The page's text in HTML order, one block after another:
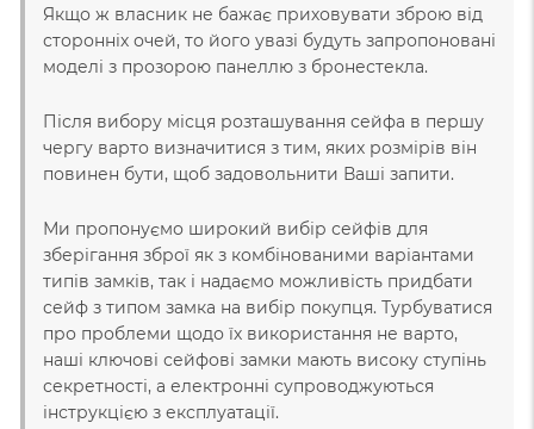
Якщо ж власник не бажає приховувати зброю від
сторонніх очей, то його увазі будуть запропоновані
моделі з прозорою панеллю з бронестекла.
Після вибору місця розташування сейфа в першу
чергу варто визначитися з тим, яких розмірів він
повинен бути, щоб задовольнити Ваші запити.
Ми пропонуємо широкий вибір сейфів для
зберігання зброї як з комбінованими варіантами
типів замків, так і надаємо можливість придбати
сейф з типом замка на вибір покупця. Турбуватися
про проблеми щодо їх використання не варто,
наші ключові сейфові замки мають високу ступінь
секретності, а електронні супроводжуються
інструкцією з експлуатації.